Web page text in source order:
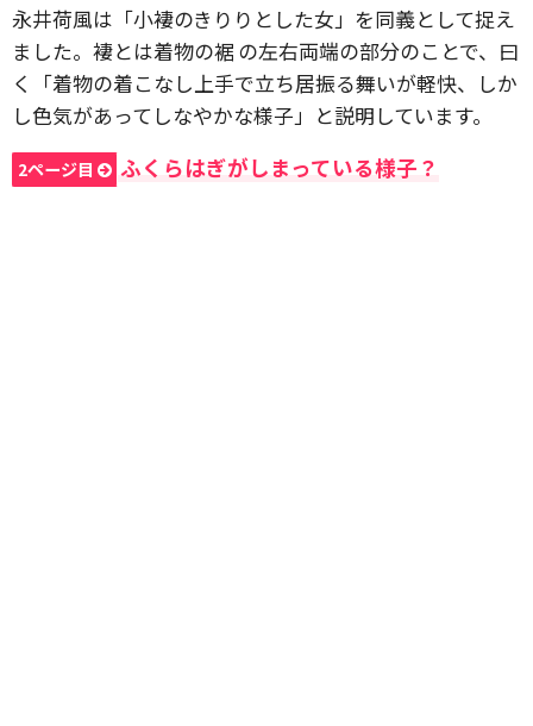
永井荷風は「小褄のきりりとした女」を同義として捉え
ました。褄とは着物の裾 の左右両端の部分のことで、曰
く「着物の着こなし上手で立ち居振る舞いが軽快、しか
し色気があってしなやかな様子」と説明しています。
2ページ目 ふくらはぎがしまっている様子？